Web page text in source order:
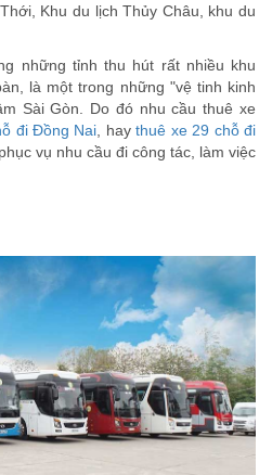
Khu du lịch Thủy Châu, khu du
những tỉnh thu hút rất nhiều khu
là một trong những "vệ tinh kinh
Sài Gòn. Do đó nhu cầu thuê xe
đi Đồng Nai , haythuê xe 29 chỗ đi
vụ nhu cầu đi công tác, làm việc